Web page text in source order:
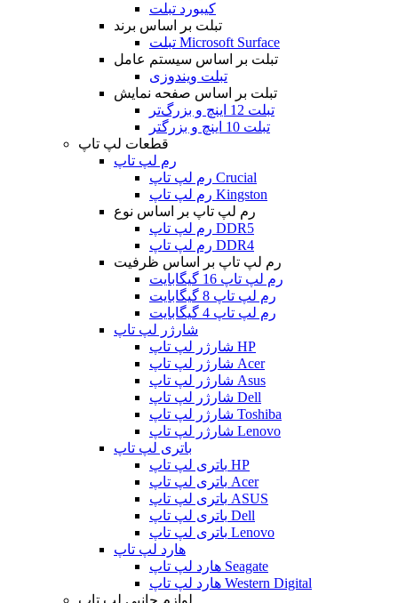
کیبورد تبلت
تبلت بر اساس برند
تبلت Microsoft Surface
تبلت بر اساس سیستم عامل
تبلت ویندوزی
تبلت بر اساس صفحه نمایش
تبلت 12 اینچ و بزرگ‌تر
تبلت 10 اینچ و بزرگتر
قطعات لپ تاپ
رم لپ تاپ
رم لپ تاپ Crucial
رم لپ تاپ Kingston
رم لپ تاپ بر اساس نوع
رم لپ تاپ DDR5
رم لپ تاپ DDR4
رم لپ تاپ بر اساس ظرفیت
رم لپ تاپ 16 گیگابایت
رم لپ تاپ 8 گیگابایت
رم لپ تاپ 4 گیگابایت
شارژر لپ تاپ
شارژر لپ تاپ HP
شارژر لپ تاپ Acer
شارژر لپ تاپ Asus
شارژر لپ تاپ Dell
شارژر لپ تاپ Toshiba
شارژر لپ تاپ Lenovo
باتری لپ تاپ
باتری لپ تاپ HP
باتری لپ تاپ Acer
باتری لپ تاپ ASUS
باتری لپ تاپ Dell
باتری لپ تاپ Lenovo
هارد لپ تاپ
هارد لپ تاپ Seagate
هارد لپ تاپ Western Digital
لوازم جانبی لپ تاپ